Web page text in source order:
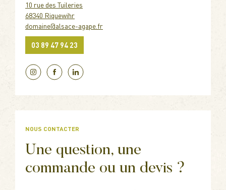
NOUS CONTACTER
Une question, une
commande ou un devis ?
10 rue des Tuileries
68340 Riquewihr
domaine@alsace-agape.fr
03 89 47 94 23